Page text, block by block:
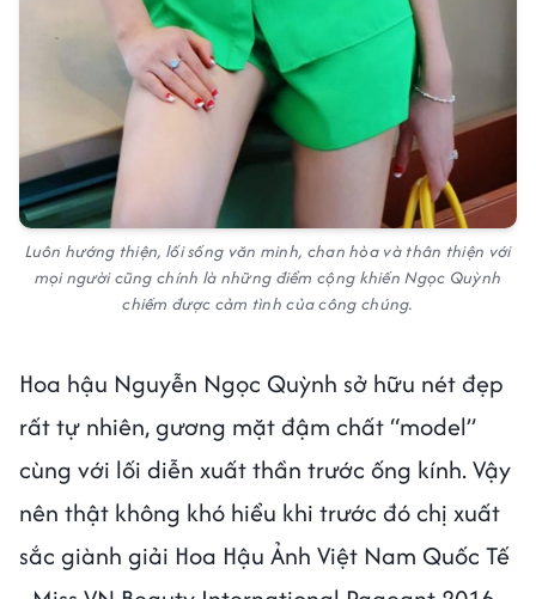
Luôn hướng thiện, lối sống văn minh, chan hòa và thân thiện với
mọi người cũng chính là những điểm cộng khiến Ngọc Quỳnh
chiếm được cảm tình của công chúng.
Hoa hậu Nguyễn Ngọc Quỳnh sở hữu nét đẹp
rất tự nhiên, gương mặt đậm chất “model”
cùng với lối diễn xuất thần trước ống kính. Vậy
nên thật không khó hiểu khi trước đó chị xuất
sắc giành giải Hoa Hậu Ảnh Việt Nam Quốc Tế